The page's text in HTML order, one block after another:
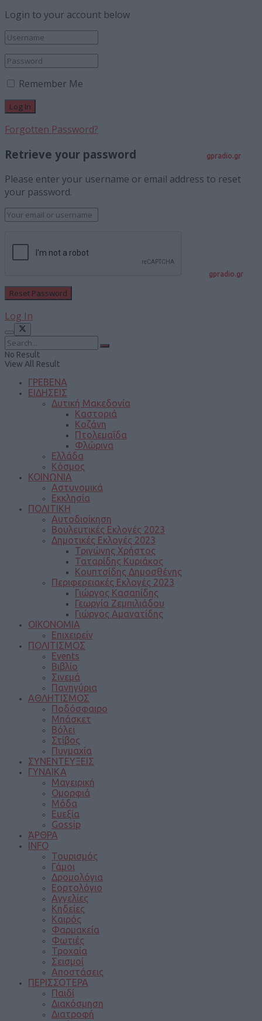
gpradio.gr
Login to your account below
Remember Me
Forgotten Password?
Retrieve your password
Please enter your username or email address to reset
your password.
Log In
No Result
View All Result
ΓΡΕΒΕΝΑ
ΕΙΔΗΣΕΙΣ
Δυτική Μακεδονία
Καστοριά
Κοζάνη
Πτολεμαΐδα
Φλώρινα
Ελλάδα
Κόσμος
ΚΟΙΝΩΝΙΑ
Αστυνομικά
Εκκλησία
ΠΟΛΙΤΙΚΗ
Αυτοδιοίκηση
Βουλευτικές Εκλογές 2023
Δημοτικές Εκλογές 2023
Τριγώνης Χρήστος
Ταταρίδης Κυριάκος
Κουπτσίδης Δημοσθένης
Περιφερειακές Εκλογές 2023
Γιώργος Κασαπίδης
Γεωργία Ζεμπιλιάδου
Γιώργος Αμανατίδης
ΟΙΚΟΝΟΜΙΑ
Επιχειρείν
ΠΟΛΙΤΙΣΜΟΣ
Events
Βιβλίο
Σινεμά
Πανηγύρια
ΑΘΛΗΤΙΣΜΟΣ
Ποδόσφαιρο
Μπάσκετ
Βόλεϊ
Στίβος
Πυγμαχία
ΣΥΝΕΝΤΕΥΞΕΙΣ
ΓΥΝΑΙΚΑ
Μαγειρική
Ομορφιά
Μόδα
Ευεξία
Gossip
ΆΡΘΡΑ
INFO
Τουρισμός
Γάμοι
Δρομολόγια
Εορτολόγιο
Αγγελίες
Κηδείες
Καιρός
Φαρμακεία
Φωτιές
Τροχαία
Σεισμοί
Αποστάσεις
ΠΕΡΙΣΣΟΤΕΡΑ
Παιδί
Διακόσμηση
Διατροφή
gpradio.gr